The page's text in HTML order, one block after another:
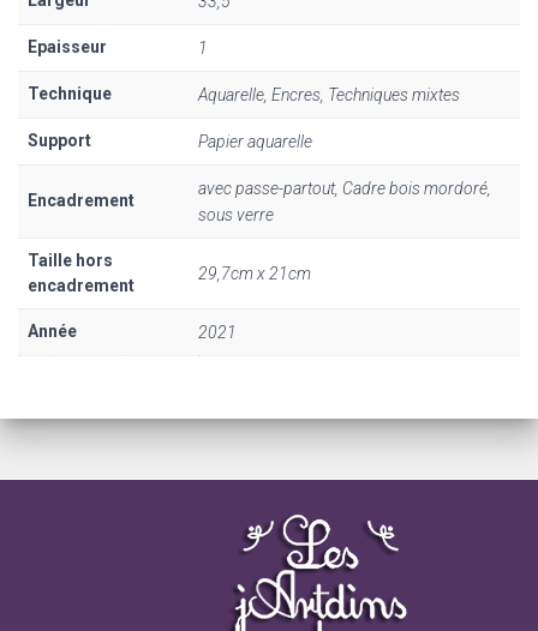
Epaisseur 1
Technique Aquarelle, Encres, Techniques mixtes
Support Papier aquarelle
Encadrement
avec passe-partout, Cadre bois mordoré,
sous verre
Taille hors
encadrement
29,7cm x 21cm
Année 2021